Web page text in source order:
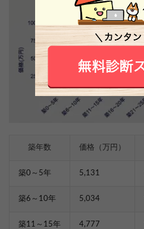
築年数 価格（万円）
築0～5年 5,131
築6～10年 5,034
築11～15年 4,777